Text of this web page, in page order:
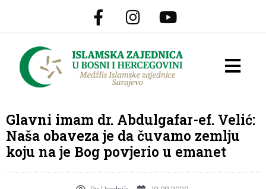
Glavni imam dr. Abdulgafar-ef. Velić:
Naša obaveza je da čuvamo zemlju
koju na je Bog povjerio u emanet